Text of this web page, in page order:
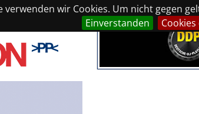
wir Cookies. Um nicht gegen
Einverstanden